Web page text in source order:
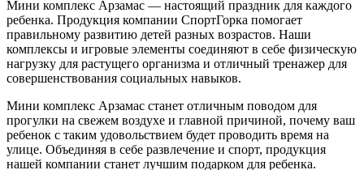
Мини комплекс Арзамас — настоящий праздник для каждого
ребенка. Продукция компании СпортГорка помогает
правильному развитию детей разных возрастов. Наши
комплексы и игровые элементы соединяют в себе физическую
нагрузку для растущего организма и отличный тренажер для
совершенствования социальных навыков.
Мини комплекс Арзамас станет отличным поводом для
прогулки на свежем воздухе и главной причиной, почему ваш
ребенок с таким удовольствием будет проводить время на
улице. Объединяя в себе развлечение и спорт, продукция
нашей компании станет лучшим подарком для ребенка.